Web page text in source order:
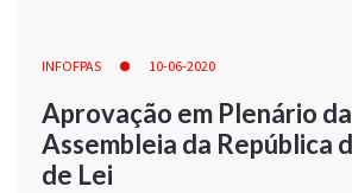
INFOFPAS 10-06-2020
Aprovação em Plenário da
Assembleia da República
de Lei